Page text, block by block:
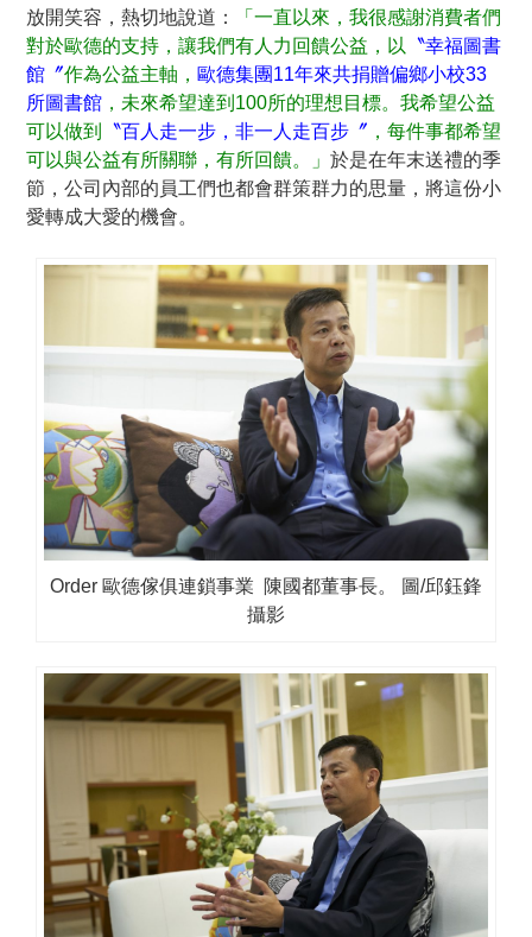
放開笑容，熱切地說道：
「一直以來，我很感謝消費者們
對於歐德的支持，讓我們有人力回饋公益，以
〝幸福圖書
館〞作為公益主軸， 歐德集團11年來共捐贈偏鄉小校33
所圖書館 ，未來希望達到100所的理想目標。我希望公益
可以做到
〝百人走一步，非一人走百步〞 ，每件事都希望
可以與公益有所關聯，有所回饋。」於是在年末送禮的季
節，公司內部的員工們也都會群策群力的思量，將這份小
愛轉成大愛的機會。
Order 歐德傢俱連鎖事業 陳國都董事長。 圖/邱鈺鋒
攝影